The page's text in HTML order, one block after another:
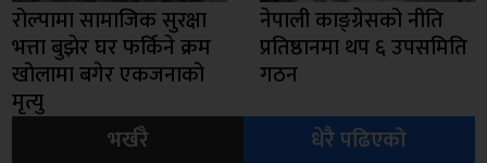
रोल्पामा सामाजिक सुरक्षा
भत्ता बुझेर घर फर्किने क्रम
खोलामा बगेर एकजनाको
मृत्यु
नेपाली काङ्ग्रेसको नीति
प्रतिष्ठानमा थप ६ उपसमिति
गठन
भर्खरै
धेरै पढिएको